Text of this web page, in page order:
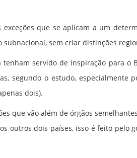
que se aplicam a um
sem criar distinções
servido de inspiração para o
segundo o estudo, especialmente
dois).
que vão além de órgãos
outros dois países, isso é feito pelo